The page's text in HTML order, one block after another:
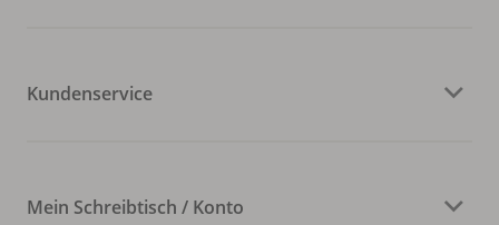
Kundenservice
Mein Schreibtisch / Konto